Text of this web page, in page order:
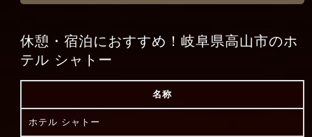
休憩・宿泊におすすめ！岐阜県高山市のホ
テル シャトー
名称
ホテル シャトー